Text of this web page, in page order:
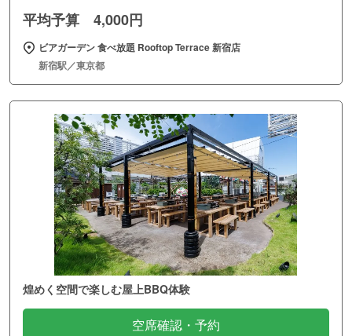
平均予算 4,000円
ビアガーデン 食べ放題 Rooftop Terrace 新宿店
新宿駅／東京都
煌めく空間で楽しむ屋上BBQ体験
空席確認・予約